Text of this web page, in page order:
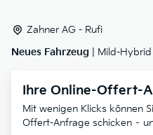
Zahner AG - Rufi
Neues Fahrzeug | Mild-
Ihre Online-Offert-
Mit wenigen Klicks können
Offert-Anfrage schicken –